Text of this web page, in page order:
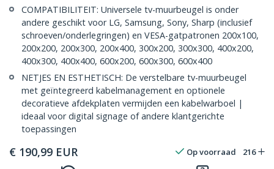
COMPATIBILITEIT: Universele tv-muurbeugel is onder
andere geschikt voor LG, Samsung, Sony, Sharp (inclusief
schroeven/onderlegringen) en VESA-gatpatronen 200x100,
200x200, 200x300, 200x400, 300x200, 300x300, 400x200,
400x300, 400x400, 600x200, 600x300, 600x400
NETJES EN ESTHETISCH: De verstelbare tv-muurbeugel
met geïntegreerd kabelmanagement en optionele
decoratieve afdekplaten vermijden een kabelwarboel |
ideaal voor digital signage of andere klantgerichte
toepassingen
€ 190,99 EUR Op voorraad 216